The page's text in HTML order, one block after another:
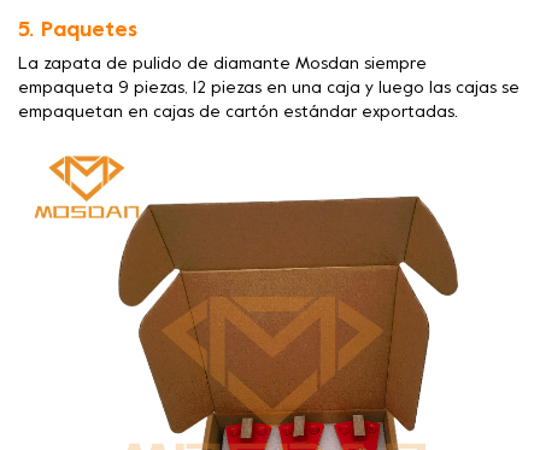
5. Paquetes
La zapata de pulido de diamante Mosdan siempre
empaqueta 9 piezas, 12 piezas en una caja y luego las cajas se
empaquetan en cajas de cartón estándar exportadas.